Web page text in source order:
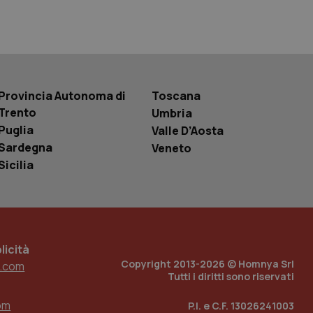
Autonoma di
Toscana
Umbria
Valle D’Aosta
Veneto
Copyright 2013-2026 © Homnya Srl
Tutti i diritti sono riservati
P.I. e C.F. 13026241003
tenere traccia
incorporati
del sito web sta
di
tenere traccia